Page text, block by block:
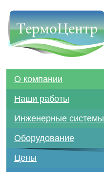
О компании
Наши работы
Инженерные системы
Оборудование
Цены